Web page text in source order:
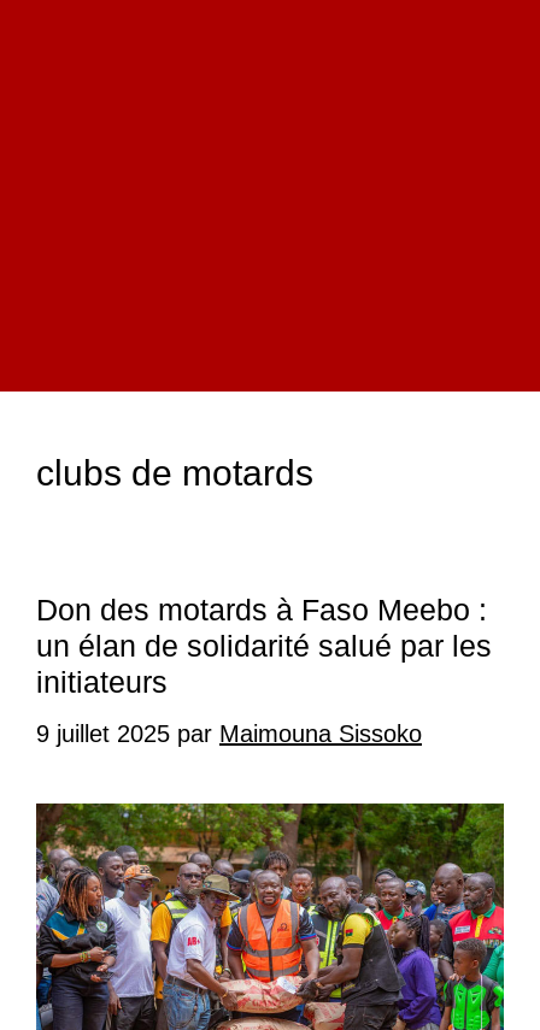
clubs de motards
Don des motards à Faso Meebo :
un élan de solidarité salué par les
initiateurs
9 juillet 2025 par Maimouna Sissoko